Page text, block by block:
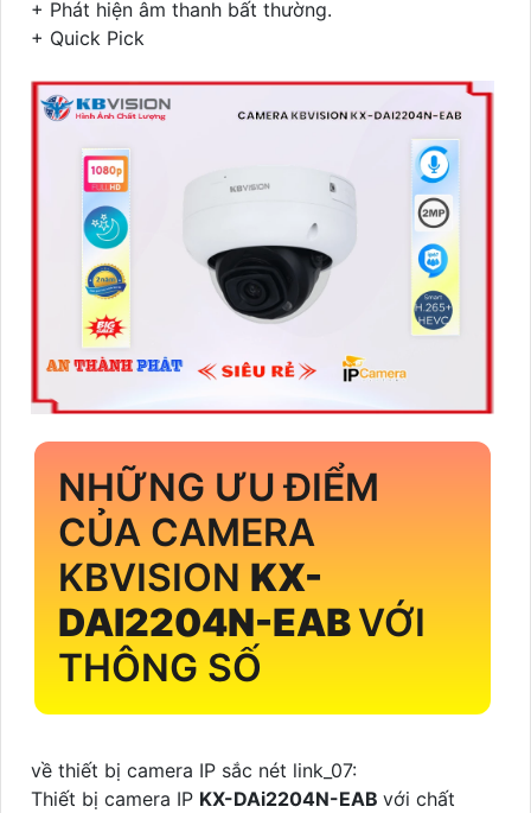
+ Phát hiện âm thanh bất thường.
+ Quick Pick
NHỮNG ƯU ĐIỂM
CỦA CAMERA
KBVISION KX-
DAI2204N-EABVỚI
THÔNG SỐ
về thiết bị camera IP sắc nét link_07:
Thiết bị camera IP KX-DAi2204N-EAB với chất